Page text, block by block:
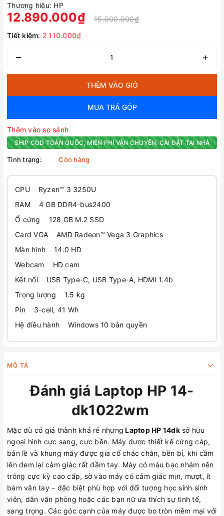
Thương hiệu: HP
12.890.000₫
15.000.000₫
Tiết kiệm: 2.110.000₫
– +
THÊM VÀO GIỎ
MUA TRẢ GÓP
Thêm vào so sánh
SHIP COD TOÀN QUỐC, MIỄN PHÍ VẬN CHUYỂN, CÀI ĐẶT TẠI NHÀ
Tình trạng: Còn hàng
CPU Ryzen™ 3 3250U
RAM 4 GB DDR4-bus2400
Ổ cứng 128 GB M.2 SSD
Card VGA AMD Radeon™ Vega 3 Graphics
Màn hình 14.0 HD
Webcam HD cam
Kết nối USB Type-C, USB Type-A, HDMI 1.4b
Trọng lượng 1.5 kg
Pin 3-cell, 41 Wh
Hệ điều hành Windows 10 bản quyền
MÔ TẢ
Đánh giá Laptop HP 14-
dk1022wm
Mặc dù có giá thành khá rẻ nhưng Laptop HP 14dksở hữu
ngoại hình cực sang, cực bền. Máy được thiết kế cứng cáp,
bản lề và khung máy được gia cố chắc chắn, bền bỉ, khi cầm
lên đem lại cảm giác rất đầm tay. Máy có màu bạc nhám nên
trông cực kỳ cao cấp, sờ vào máy có cảm giác mịn, mượt, ít
bám vân tay – đặc biệt phù hợp với đối tượng học sinh sinh
viên, dân văn phòng hoặc các bạn nữ ưa thích sự tinh tế,
sang trọng. Các góc cạnh của máy được bo tròn mềm mại với